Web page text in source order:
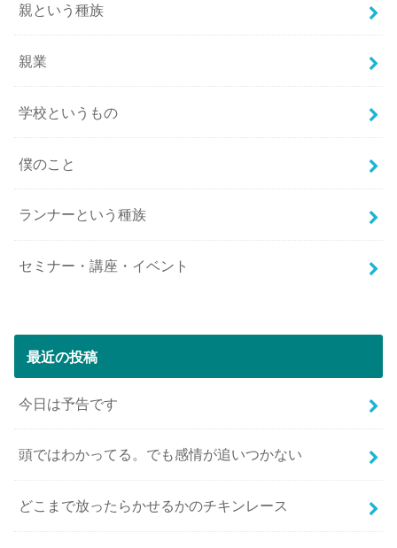
親という種族
親業
学校というもの
僕のこと
ランナーという種族
セミナー・講座・イベント
最近の投稿
今日は予告です
頭ではわかってる。でも感情が追いつかない
どこまで放ったらかせるかのチキンレース